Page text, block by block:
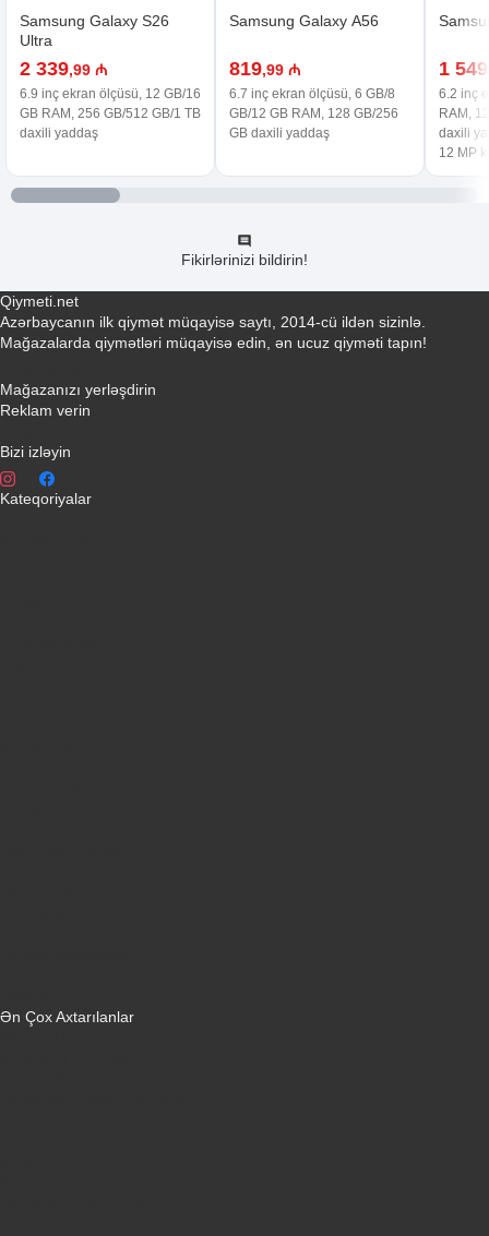
Samsung Galaxy S26
Ultra
2 339,99 ₼
6.9 inç ekran ölçüsü, 12 GB/16
GB RAM, 256 GB/512 GB/1 TB
daxili yaddaş
Samsung Galaxy A56
819,99 ₼
6.7 inç ekran ölçüsü, 6 GB/8
GB/12 GB RAM, 128 GB/256
GB daxili yaddaş
1 549
6.2 inç
RAM,
daxili
12 MP
Fikirlərinizi bildirin!
Qiymeti.net
Azərbaycanın ilk qiymət müqayisə saytı, 2014-cü ildən sizinlə.
Mağazalarda qiymətləri müqayisə edin, ən ucuz qiyməti tapın!
Mağazanızı yerləşdirin
Reklam verin
Bizi izləyin
Kateqoriyalar
Ən Çox Axtarılanlar